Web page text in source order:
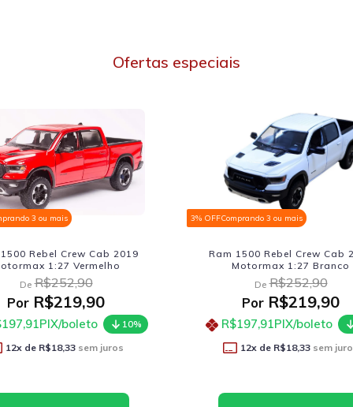
Ofertas especiais
3% OFFComprando 3 ou mais
Ram 1500 Rebel Crew Cab 2019
Motormax 1:27 Branco
De R$252,90
PorR$219,90
R$197,91PIX/boleto
12x de R$18,33
3% OFFComprando 3 ou mais
Jeep Willys Pickup
Verde
De
Por
R$161,91
12x de